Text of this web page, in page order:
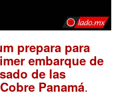
prepara para
embarque de
de las
Panamá.